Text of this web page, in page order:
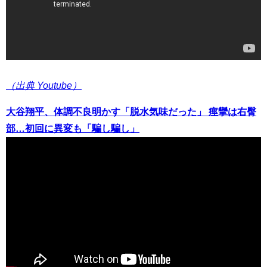
（出典 Youtube）
大谷翔平、体調不良明かす「脱水気味だった」 痙攣は右臀
部…初回に異変も「騙し騙し」